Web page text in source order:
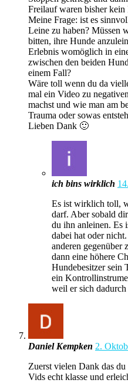
Freilauf waren bisher kein
Meine Frage: ist es
Leine zu haben? Müssen
bitten, ihre Hunde
Erlebnis womöglich in
zwischen den beiden
einem Fall?
Wäre toll wenn du da
mal ein Video zu
machst und wie man am
Trauma oder sowas
Lieben Dank 🙂
ich bins wirklich
Es ist wirklich toll,
darf. Aber sobald
du ihn anleinen. Es
dabei hat oder
anderen gegenüber
dann eine höhere
Hundebesitzer sein
ein
weil er sich
Daniel Kempken 2.
Zuerst vielen Dank das
Vids echt klasse und